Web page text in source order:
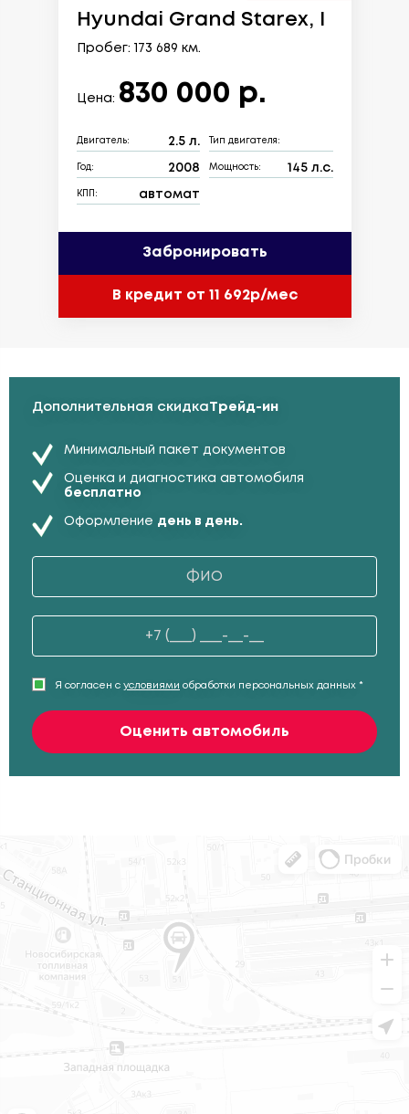
Hyundai Grand Starex, I
Пробег: 173 689 км.
Цена: 830 000 р.
Двигатель: 2.5 л. Тип двигателя:
Год: 2008 Мощность: 145 л.с.
КПП: автомат
Забронировать
В кредит от 11 692р/мес
Дополнительная скидкаТрейд-ин
Минимальный пакет документов
Оценка и диагностика автомобиля
бесплатно
Оформление день в день.
Я согласен с условиями обработки персональных данных *
Оценить автомобиль